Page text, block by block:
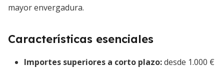
mayor envergadura.
Características esenciales
Importes superiores a corto plazo:desde 1.000 €